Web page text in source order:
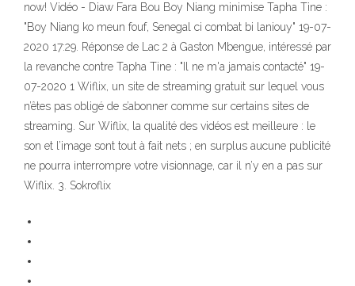
now! Vidéo - Diaw Fara Bou Boy Niang minimise Tapha Tine :
"Boy Niang ko meun fouf, Senegal ci combat bi laniouy" 19-07-
2020 17:29. Réponse de Lac 2 à Gaston Mbengue, intéressé par
la revanche contre Tapha Tine : "Il ne m'a jamais contacté" 19-
07-2020 1 Wiflix, un site de streaming gratuit sur lequel vous
n’êtes pas obligé de s’abonner comme sur certains sites de
streaming. Sur Wiflix, la qualité des vidéos est meilleure : le
son et l’image sont tout à fait nets ; en surplus aucune publicité
ne pourra interrompre votre visionnage, car il n’y en a pas sur
Wiflix. 3. Sokroflix